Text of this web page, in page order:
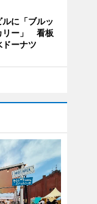
に「ブルッ
リー」 看板
ーナツ